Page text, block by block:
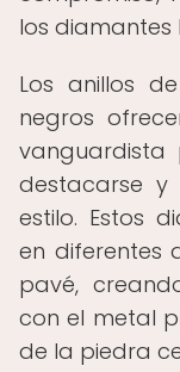
los diamantes
Los anillos
negros
destacarse y
estilo. Estos
en diferentes
pavé,
con el metal
de la piedra